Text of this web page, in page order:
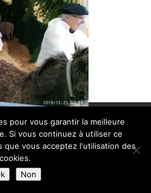
paroissiale Place de l'église -
04 74 97 10 33 | Développé par
Mentions Légales
pour vous garantir la meilleure
Si vous continuez à utiliser ce
que vous acceptez l'utilisation des
cookies.
Non